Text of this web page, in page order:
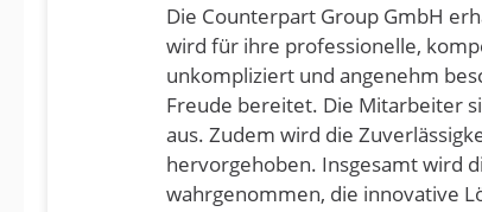
Die Counterpart Group GmbH
wird für ihre professionelle,
unkompliziert und angenehm
Freude bereitet. Die Mitarbeiter
aus. Zudem wird die
hervorgehoben. Insgesamt wird
wahrgenommen, die innovative